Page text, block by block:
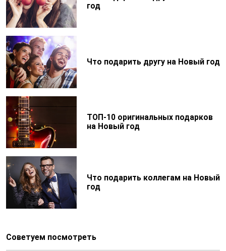
Советуем посмотреть
год
Что подарить другу на Новый год
ТОП-10 оригинальных подарков
на Новый год
Что подарить коллегам на Новый
год